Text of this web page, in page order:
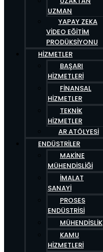
UZMAN
YAPAY ZEKA
VIDEO EĞITIM
PRODÜKSIYONU
HIZMETLER
BAŞARI
HIZMETLERI
FINANSAL
HIZMETLER
TEKNIK
HIZMETLER
AR ATÖLYESI
ENDÜSTRILER
MAKINE
MÜHENDISLIĞI
İMALAT
SANAYI
PROSES
ENDÜSTRISI
MÜHENDISLIK
KAMU
HIZMETLERI